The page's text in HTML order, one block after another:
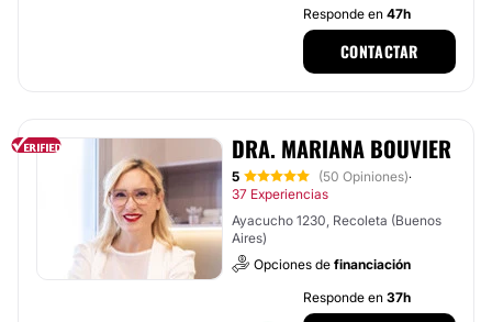
Responde en 47h
CONTACTAR
DRA. MARIANA BOUVIER
5 (50 Opiniones)·
37 Experiencias
Ayacucho 1230, Recoleta (Buenos
Aires)
Opciones de financiación
Responde en 37h